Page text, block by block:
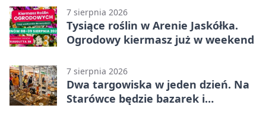
7 sierpnia 2026
Tysiące roślin w Arenie Jaskółka.
Ogrodowy kiermasz już w weekend
7 sierpnia 2026
Dwa targowiska w jeden dzień. Na
Starówce będzie bazarek i